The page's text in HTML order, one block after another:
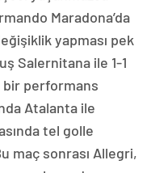
Maradona’da
yapması pek
Salernitana ile 1-1
bir performans
Atalanta ile
tel golle
maç sonrası Allegri,